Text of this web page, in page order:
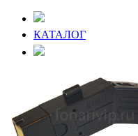
КАТАЛОГ